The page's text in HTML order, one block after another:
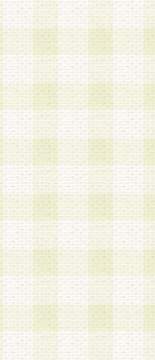
各号に定める目的に利
の目的で個人情報を利
えで利用するものとし
運営
景品、調査サンプル品
等の問い合わせなどへ
業務
することのできる情報
第三者に開示すること
て第三者に開示または
を得るものとします。
当社は、以下の目的に
人を識別できる情報
して当社の責任におい
、当社は、当該委託
せるとともに、本規約